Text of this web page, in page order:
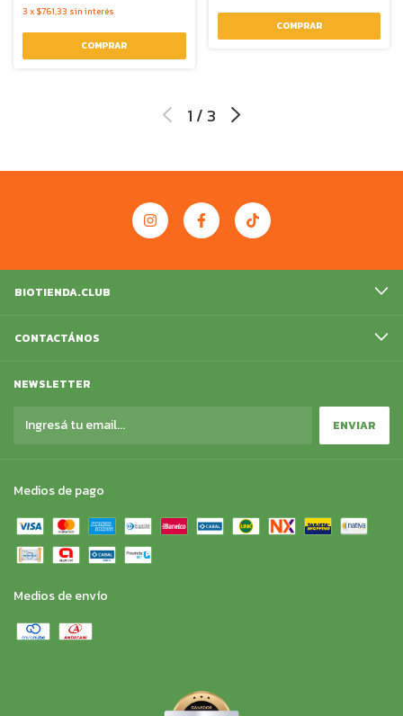
3 x $761,33 sin interés
1 / 3
BIOTIENDA.CLUB
CONTACTÁNOS
NEWSLETTER
Medios de pago
Medios de envío